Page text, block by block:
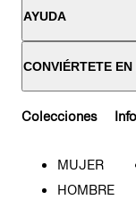
AYUDA
CONVIÉRTETE
Colecciones
MUJER
HOMBRE